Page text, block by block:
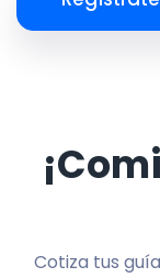
Cotiza tus